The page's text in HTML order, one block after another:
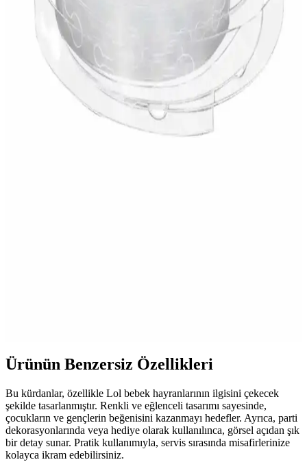
Gümüş renkli, 34 inç boyutunda, kolay şişirilebilir ve tekrar
kullanılabilen folyo balon, dekorasyon ve kutlamalarınızda şıklık ve
görsel etki sağlar.
Balon Diyarı 10 Adet Fuşya ve Pembe Şeffaf
Konfetli Balon Düzeni Dekorasyon Seçenekleri
Fuşya ve pembe şeffaf konfetli balonlar, yüksek kaliteli
malzemeleriyle uzun süre dayanır, çeşitli yüzey ve renk
seçenekleriyle kutlamalara canlılık katar, kullanım kolaylığı sağlar.
Ürünün Benzersiz Özellikleri
Bu kürdanlar, özellikle Lol bebek hayranlarının ilgisini çekecek
şekilde tasarlanmıştır. Renkli ve eğlenceli tasarımı sayesinde,
çocukların ve gençlerin beğenisini kazanmayı hedefler. Ayrıca, parti
dekorasyonlarında veya hediye olarak kullanılınca, görsel açıdan şık
bir detay sunar. Pratik kullanımıyla, servis sırasında misafirlerinize
kolayca ikram edebilirsiniz.